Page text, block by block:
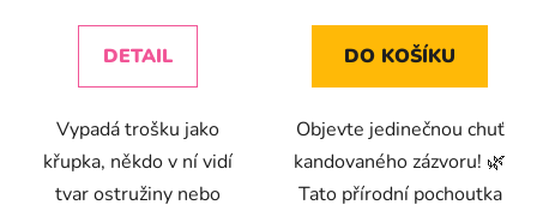
z
DETAIL
Vypadá trošku jako
křupka, někdo v ní vidí
tvar ostružiny nebo
DO KOŠÍKU
Objevte jedinečnou chuť
kandovaného zázvoru! 🌿
Tato přírodní pochoutka